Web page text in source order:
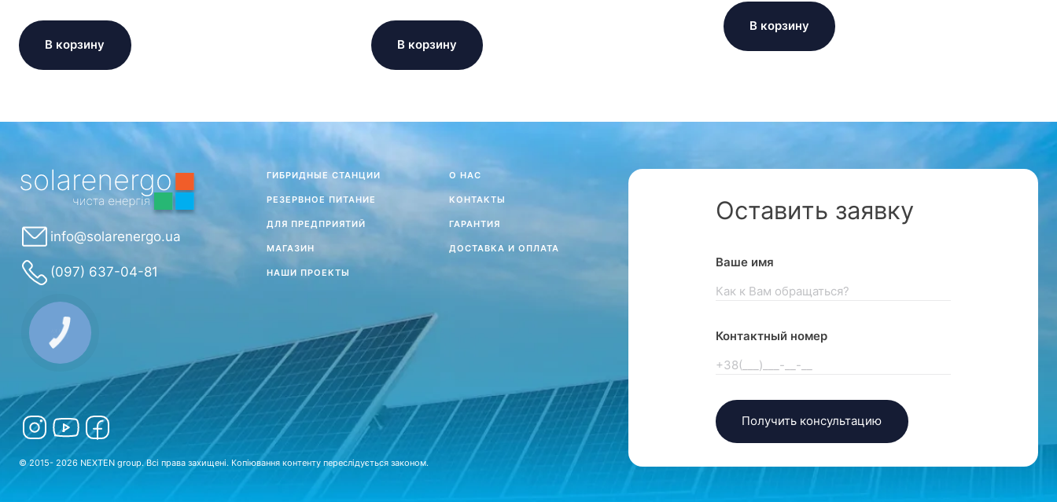
В корзину В корзину
В корзину
info@solarenergo.ua
(097) 637-04-81
ГИБРИДНЫЕ СТАНЦИИ
РЕЗЕРВНОЕ ПИТАНИЕ
ДЛЯ ПРЕДПРИЯТИЙ
МАГАЗИН
НАШИ ПРОЕКТЫ
О НАС
КОНТАКТЫ
ГАРАНТИЯ
ДОСТАВКА И ОПЛАТА
Оставить заявку
Ваше имя
Контактный номер
© 2015- 2026 NEXTEN group. Всі права захищені. Копіювання контенту переслідується законом.